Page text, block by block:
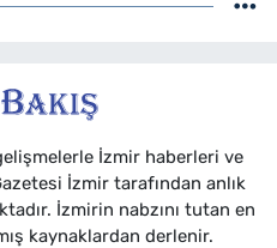
İzmir haberleri ve
İzmir tarafından anlık
İzmirin nabzını tutan en
kaynaklardan derlenir.